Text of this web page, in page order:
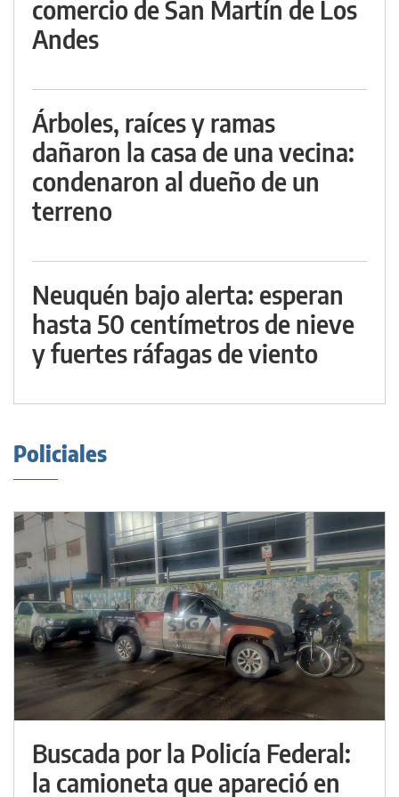
comercio de San Martín de Los
Andes
Árboles, raíces y ramas
dañaron la casa de una vecina:
condenaron al dueño de un
terreno
Neuquén bajo alerta: esperan
hasta 50 centímetros de nieve
y fuertes ráfagas de viento
Policiales
Buscada por la Policía Federal:
la camioneta que apareció en